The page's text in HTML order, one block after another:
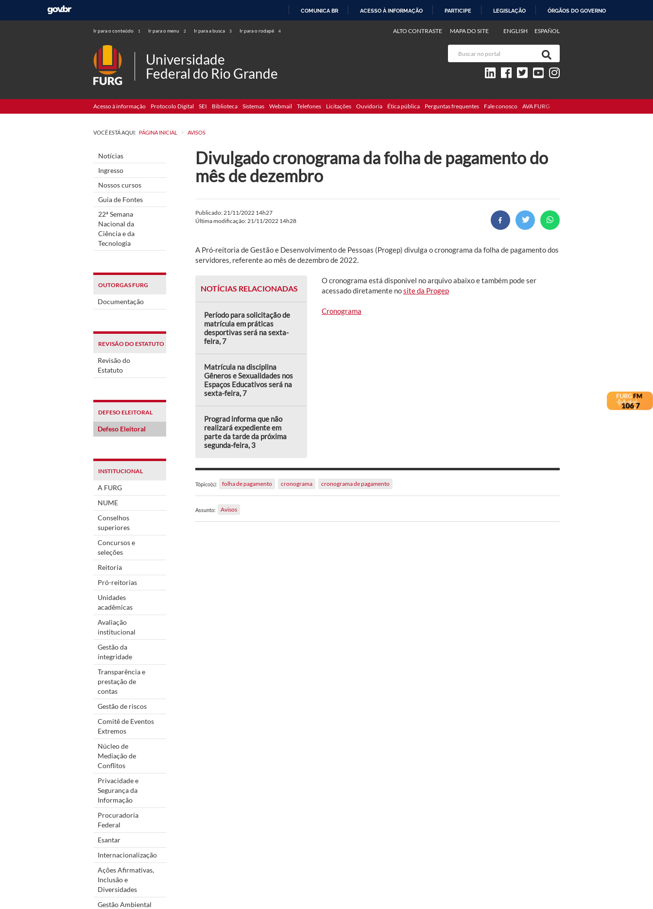
COMUNICA BR ACESSO À INFORMAÇÃO PARTICIPE LEGISLAÇÃO ÓRGÃOS DO GOVERNO
Ir para o conteúdo 1 Ir para o menu 2 Ir para a busca 3 Ir para o rodapé 4 ENGLISH ESPAÑOL
ALTO CONTRASTE MAPA DO SITE
Universidade
Federal do Rio Grande
Acesso à informação Protocolo Digital SEI Biblioteca Sistemas Webmail Telefones Licitações Ouvidoria Ética pública Perguntas frequentes Fale conosco AVA FURG
VOCÊ ESTÁ AQUI: PÁGINA INICIAL > AVISOS
Notícias
Ingresso
Nossos cursos
Guia de Fontes
22ª Semana
Nacional da
Ciência e da
Tecnologia
OUTORGAS FURG
Documentação
REVISÃO DO ESTATUTO
Revisão do
Estatuto
DEFESO ELEITORAL
Defeso Eleitoral
INSTITUCIONAL
A FURG
NUME
Conselhos
superiores
Concursos e
seleções
Reitoria
Pró-reitorias
Unidades
acadêmicas
Avaliação
institucional
Gestão da
integridade
Transparência e
prestação de
contas
Gestão de riscos
Comitê de Eventos
Extremos
Núcleo de
Mediação de
Conflitos
Privacidade e
Segurança da
Informação
Procuradoria
Federal
Esantar
Internacionalização
Ações Afirmativas,
Inclusão e
Diversidades
Gestão Ambiental
Divulgado cronograma da folha de pagamento do
mês de dezembro
Publicado: 21/11/2022 14h27
Última modificação: 21/11/2022 14h28
A Pró-reitoria de Gestão e Desenvolvimento de Pessoas (Progep) divulga o cronograma da folha de pagamento dos
servidores, referente ao mês de dezembro de 2022.
NOTÍCIAS RELACIONADAS
Período para solicitação de
matrícula em práticas
desportivas será na sexta-
feira, 7
Matrícula na disciplina
Gêneros e Sexualidades nos
Espaços Educativos será na
sexta-feira, 7
Prograd informa que não
realizará expediente em
parte da tarde da próxima
segunda-feira, 3
O cronograma está disponível no arquivo abaixo e também pode ser
acessado diretamente nosite da Progep
Cronograma
Tópico(s): folha de pagamento cronograma cronograma de pagamento
Assunto: Avisos